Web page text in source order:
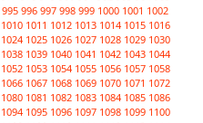
995 996 997 998 999 1000 1001 1002
1010 1011 1012 1013 1014 1015 1016
1024 1025 1026 1027 1028 1029 1030
1038 1039 1040 1041 1042 1043 1044
1052 1053 1054 1055 1056 1057 1058
1066 1067 1068 1069 1070 1071 1072
1080 1081 1082 1083 1084 1085 1086
1094 1095 1096 1097 1098 1099 1100